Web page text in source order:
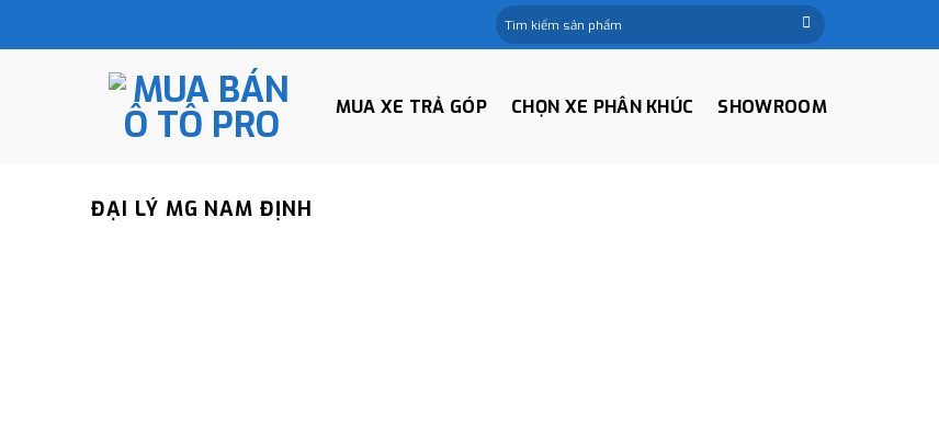
Tìm
kiếm:
MUA XE TRẢ GÓP CHỌN XE PHÂN KHÚC SHOWROOM
ĐẠI LÝ MG NAM ĐỊNH